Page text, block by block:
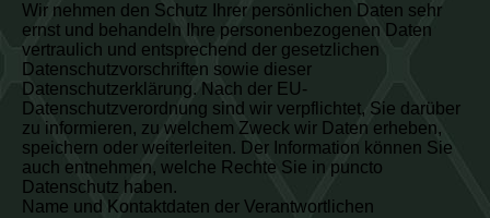
Wir nehmen den Schutz Ihrer persönlichen Daten sehr
ernst und behandeln Ihre personenbezogenen Daten
vertraulich und entsprechend der gesetzlichen
Datenschutzvorschriften sowie dieser
Datenschutzerklärung. Nach der EU-
Datenschutzverordnung sind wir verpflichtet, Sie darüber
zu informieren, zu welchem Zweck wir Daten erheben,
speichern oder weiterleiten. Der Information können Sie
auch entnehmen, welche Rechte Sie in puncto
Datenschutz haben.
Name und Kontaktdaten der Verantwortlichen